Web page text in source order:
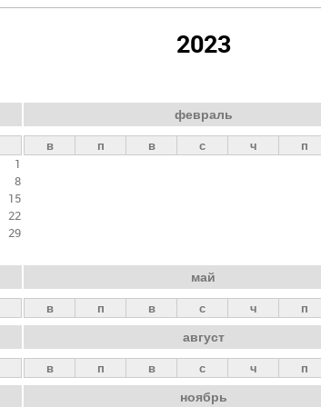
2023
1
8
15
22
29
февраль
в п в с ч п
май
в п в с ч п
август
в п в с ч п
ноябрь